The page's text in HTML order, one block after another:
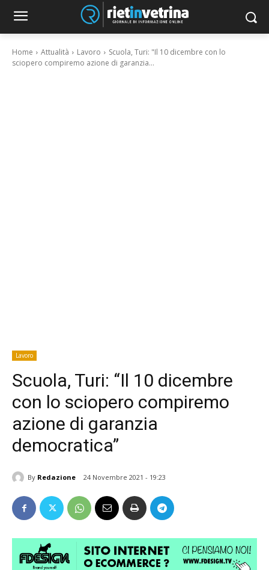
Home Attualità Lavoro
Scuola, Turi: "Il 10 dicembre con lo
sciopero compiremo azione di garanzia...
Lavoro
Scuola, Turi: “Il 10 dicembre
con lo sciopero compiremo
azione di garanzia
democratica”
By Redazione 24 Novembre 2021 - 19:23